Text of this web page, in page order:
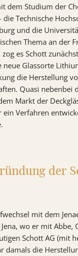
dem Studium der
Technische
und die
Thema an der
es Schott
Glassorte
die Herstellung
Quasi nebenbei
Markt der
Verfahren
der
mit dem
wo er mit Abbe,
Schott AG (mit
damals die